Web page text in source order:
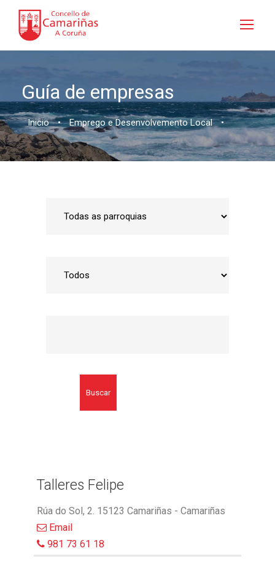
Guía de empresas
Inicio • Emprego e Desenvolvemento Local •
Buscar
Talleres Felipe
Rúa do Sol, 2. 15123 Camariñas - Camariñas
Email
981 73 61 18